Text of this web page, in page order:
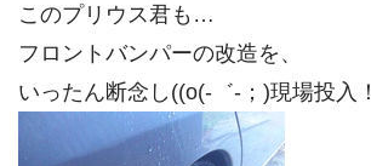
このプリウス君も…
フロントバンパーの改造を、
いったん断念し((o(-゛-；)現場投入！